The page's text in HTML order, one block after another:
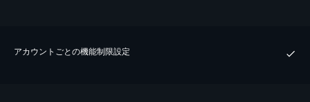
アカウントごとの機能制限設定